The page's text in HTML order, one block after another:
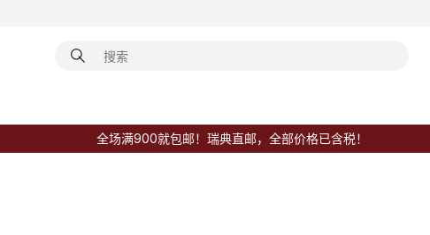
全场满900就包邮！瑞典直邮，全部价格已含税！